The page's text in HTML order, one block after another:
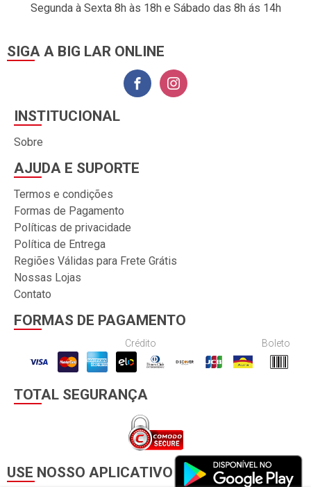
Segunda à Sexta 8h às 18h e Sábado das 8h ás 14h
SIGA A BIG LAR ONLINE
INSTITUCIONAL
Sobre
AJUDA E SUPORTE
Termos e condições
Formas de Pagamento
Políticas de privacidade
Política de Entrega
Regiões Válidas para Frete Grátis
Nossas Lojas
Contato
FORMAS DE PAGAMENTO
Crédito Boleto
TOTAL SEGURANÇA
USE NOSSO APLICATIVO